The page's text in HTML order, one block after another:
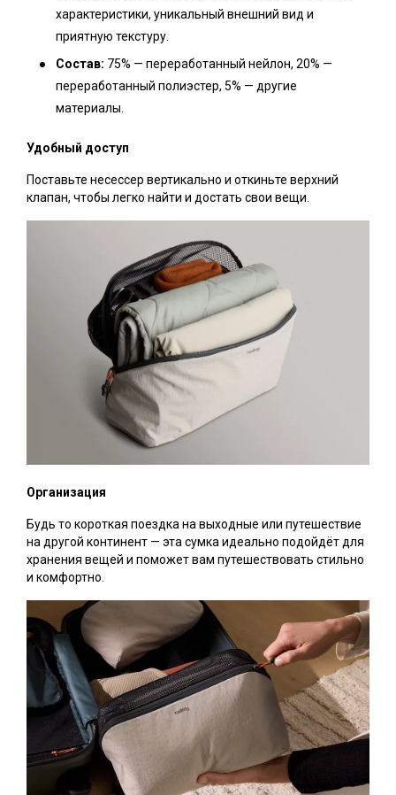
характеристики, уникальный внешний вид и
приятную текстуру.
Состав: 75% — переработанный нейлон, 20% —
переработанный полиэстер, 5% — другие
материалы.
Удобный доступ
Поставьте несессер вертикально и откиньте верхний
клапан, чтобы легко найти и достать свои вещи.
Организация
Будь то короткая поездка на выходные или путешествие
на другой континент — эта сумка идеально подойдёт для
хранения вещей и поможет вам путешествовать стильно
и комфортно.